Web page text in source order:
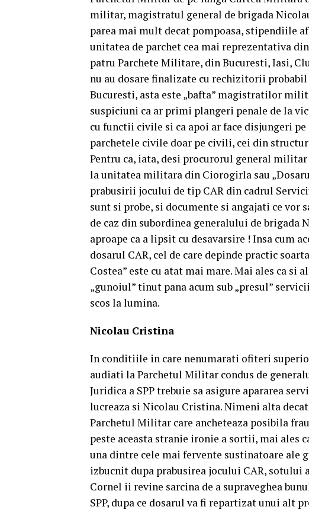
militar, magistratul general de brigada
parea mai mult decat pompoasa, stipendiile
unitatea de parchet cea mai reprezentativa
patru Parchete Militare, din Bucuresti, Iasi,
nu au dosare finalizate cu rechizitorii
Bucuresti, asta este „bafta” magistratilor
suspiciuni ca ar primi plangeri penale de la
cu functii civile si ca apoi ar face disjungeri
parchetele civile doar pe civili, cei din
Pentru ca, iata, desi procurorul general
la unitatea militara din Ciorogirla sau
prabusirii jocului de tip CAR din cadrul
sunt si probe, si documente si angajati ce vor
de caz din subordinea generalului de brigada
aproape ca a lipsit cu desavarsire ! Insa cum
dosarul CAR, cel de care depinde practic
Costea” este cu atat mai mare. Mai ales ca si
„gunoiul” tinut pana acum sub „presul”
scos la lumina.
Nicolau Cristina
In conditiile in care nenumarati ofiteri
audiati la Parchetul Militar condus de
Juridica a SPP trebuie sa asigure apararea
lucreaza si Nicolau Cristina. Nimeni alta
Parchetul Militar care ancheteaza posibila
peste aceasta stranie ironie a sortii, mai ales
una dintre cele mai fervente sustinatoare ale
izbucnit dupa prabusirea jocului CAR, sotului
Cornel ii revine sarcina de a supraveghea
SPP, dupa ce dosarul va fi repartizat unui alt